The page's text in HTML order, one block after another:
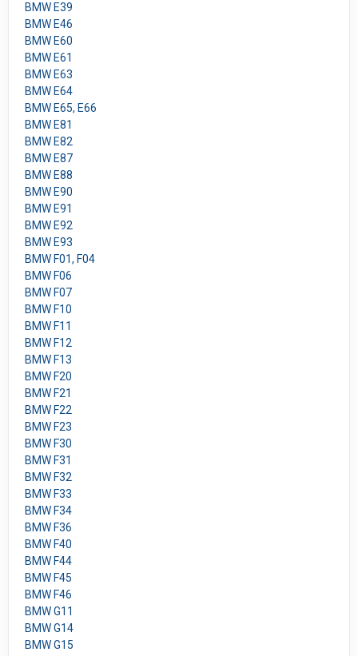
BMW E39
BMW E46
BMW E60
BMW E61
BMW E63
BMW E64
BMW E65, E66
BMW E81
BMW E82
BMW E87
BMW E88
BMW E90
BMW E91
BMW E92
BMW E93
BMW F01, F04
BMW F06
BMW F07
BMW F10
BMW F11
BMW F12
BMW F13
BMW F20
BMW F21
BMW F22
BMW F23
BMW F30
BMW F31
BMW F32
BMW F33
BMW F34
BMW F36
BMW F40
BMW F44
BMW F45
BMW F46
BMW G11
BMW G14
BMW G15